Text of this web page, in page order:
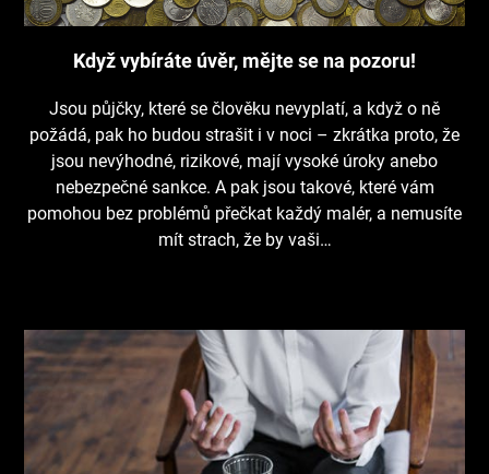
Když vybíráte úvěr, mějte se na pozoru!
Jsou půjčky, které se člověku nevyplatí, a když o ně
požádá, pak ho budou strašit i v noci – zkrátka proto, že
jsou nevýhodné, rizikové, mají vysoké úroky anebo
nebezpečné sankce. A pak jsou takové, které vám
pomohou bez problémů přečkat každý malér, a nemusíte
mít strach, že by vaši…